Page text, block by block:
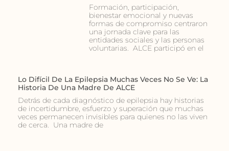
Formación, participación,
bienestar emocional y nuevas
formas de compromiso centraron
una jornada clave para las
entidades sociales y las personas
voluntarias. ALCE participó en el
Lo Difícil De La Epilepsia Muchas Veces No Se Ve: La
Historia De Una Madre De ALCE
Detrás de cada diagnóstico de epilepsia hay historias
de incertidumbre, esfuerzo y superación que muchas
veces permanecen invisibles para quienes no las viven
de cerca. Una madre de